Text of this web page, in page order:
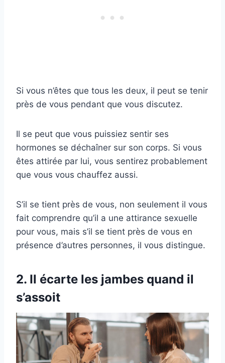
Si vous n’êtes que tous les deux, il peut se tenir
près de vous pendant que vous discutez.
Il se peut que vous puissiez sentir ses
hormones se déchaîner sur son corps. Si vous
êtes attirée par lui, vous sentirez probablement
que vous vous chauffez aussi.
S’il se tient près de vous, non seulement il vous
fait comprendre qu’il a une attirance sexuelle
pour vous, mais s’il se tient près de vous en
présence d’autres personnes, il vous distingue.
2. Il écarte les jambes quand il
s’assoit